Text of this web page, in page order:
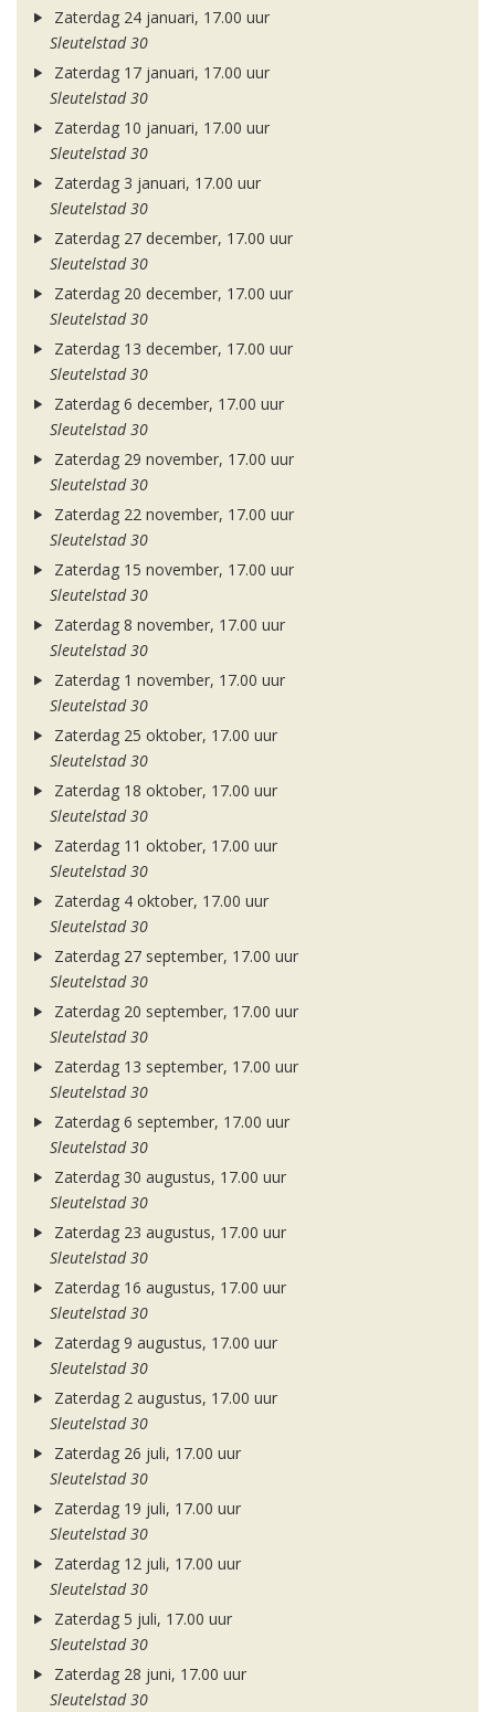
Zaterdag 24 januari, 17.00 uur
Sleutelstad 30
Zaterdag 17 januari, 17.00 uur
Sleutelstad 30
Zaterdag 10 januari, 17.00 uur
Sleutelstad 30
Zaterdag 3 januari, 17.00 uur
Sleutelstad 30
Zaterdag 27 december, 17.00 uur
Sleutelstad 30
Zaterdag 20 december, 17.00 uur
Sleutelstad 30
Zaterdag 13 december, 17.00 uur
Sleutelstad 30
Zaterdag 6 december, 17.00 uur
Sleutelstad 30
Zaterdag 29 november, 17.00 uur
Sleutelstad 30
Zaterdag 22 november, 17.00 uur
Sleutelstad 30
Zaterdag 15 november, 17.00 uur
Sleutelstad 30
Zaterdag 8 november, 17.00 uur
Sleutelstad 30
Zaterdag 1 november, 17.00 uur
Sleutelstad 30
Zaterdag 25 oktober, 17.00 uur
Sleutelstad 30
Zaterdag 18 oktober, 17.00 uur
Sleutelstad 30
Zaterdag 11 oktober, 17.00 uur
Sleutelstad 30
Zaterdag 4 oktober, 17.00 uur
Sleutelstad 30
Zaterdag 27 september, 17.00 uur
Sleutelstad 30
Zaterdag 20 september, 17.00 uur
Sleutelstad 30
Zaterdag 13 september, 17.00 uur
Sleutelstad 30
Zaterdag 6 september, 17.00 uur
Sleutelstad 30
Zaterdag 30 augustus, 17.00 uur
Sleutelstad 30
Zaterdag 23 augustus, 17.00 uur
Sleutelstad 30
Zaterdag 16 augustus, 17.00 uur
Sleutelstad 30
Zaterdag 9 augustus, 17.00 uur
Sleutelstad 30
Zaterdag 2 augustus, 17.00 uur
Sleutelstad 30
Zaterdag 26 juli, 17.00 uur
Sleutelstad 30
Zaterdag 19 juli, 17.00 uur
Sleutelstad 30
Zaterdag 12 juli, 17.00 uur
Sleutelstad 30
Zaterdag 5 juli, 17.00 uur
Sleutelstad 30
Zaterdag 28 juni, 17.00 uur
Sleutelstad 30